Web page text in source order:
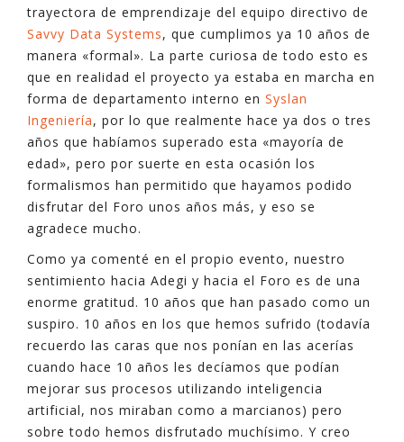
trayectora de emprendizaje del equipo directivo de
Savvy Data Systems, que cumplimos ya 10 años de
manera «formal». La parte curiosa de todo esto es
que en realidad el proyecto ya estaba en marcha en
forma de departamento interno en Syslan
Ingeniería, por lo que realmente hace ya dos o tres
años que habíamos superado esta «mayoría de
edad», pero por suerte en esta ocasión los
formalismos han permitido que hayamos podido
disfrutar del Foro unos años más, y eso se
agradece mucho.
Como ya comenté en el propio evento, nuestro
sentimiento hacia Adegi y hacia el Foro es de una
enorme gratitud. 10 años que han pasado como un
suspiro. 10 años en los que hemos sufrido (todavía
recuerdo las caras que nos ponían en las acerías
cuando hace 10 años les decíamos que podían
mejorar sus procesos utilizando inteligencia
artificial, nos miraban como a marcianos) pero
sobre todo hemos disfrutado muchísimo. Y creo